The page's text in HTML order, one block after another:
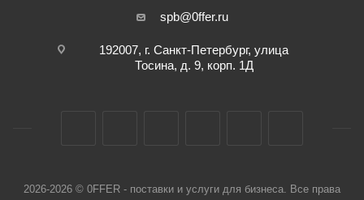
spb@0ffer.ru
192007, г. Санкт-Петербург, улица
Тосина, д. 9, корп. 1Д
2026-2026 © 0FFER - поставки и услуги для бизнеса. Все права